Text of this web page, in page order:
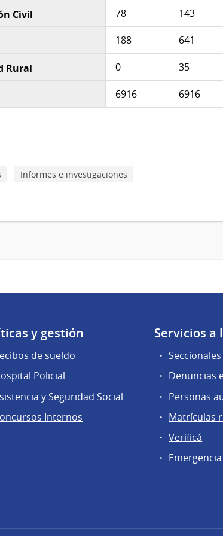
Civil 78 143
188 641
Rural 0 35
6916 6916
Informes e investigaciones
y gestión
de sueldo
Policial
y Seguridad Social
Internos
Servicios a
Denuncias
Personas
Matrículas
Verificá